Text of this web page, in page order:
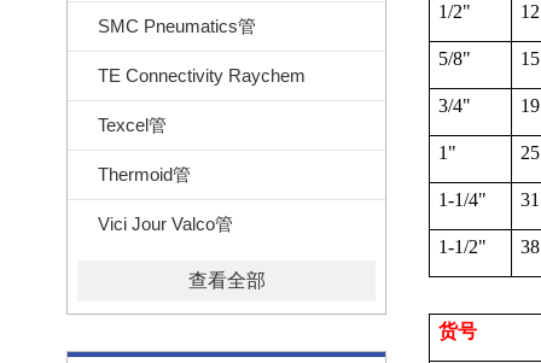
SMC Pneumatics管
TE Connectivity Raychem
Texcel管
Thermoid管
Vici Jour Valco管
查看全部
1/2"
5/8"
3/4"
1"
1-1/4"
1-1/2"
货号